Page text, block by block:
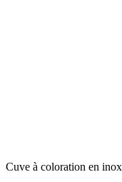
Cuve à coloration en inox